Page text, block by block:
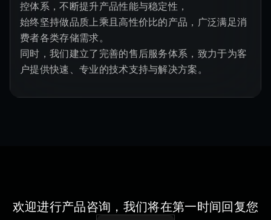
控体系，不断提升产品性能与稳定性，
始终坚持做品质上乘且高性价比的产品，广泛满足消
费者各类存储需求。
同时，我们建立了完善的售后服务体系，致力于为客
户提供快速、专业的技术支持与解决方案。
欢迎进行产品咨询，我们将在第一时间回复您